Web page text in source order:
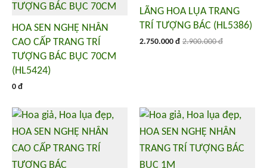
HOA SEN NGHỆ NHÂN
CAO CẤP TRANG TRÍ
TƯỢNG BÁC BỤC 70CM
(HL5424)
0 đ
LÃNG HOA LỤA TRANG
TRÍ TƯỢNG BÁC (HL5386)
2.750.000 đ 2.900.000 đ